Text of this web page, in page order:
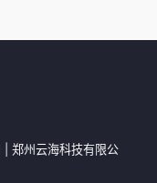
郑州云海科技有限公